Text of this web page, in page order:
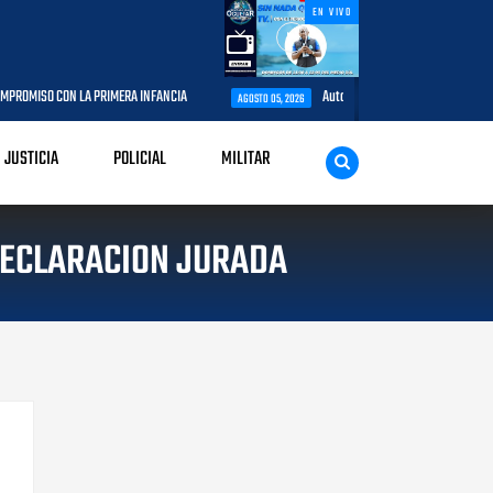
EN VIVO
INFANCIA AGOSTO 05, 2026 Autoridades del CESAC y explotadores de
JUSTICIA POLICIAL MILITAR
JURADA